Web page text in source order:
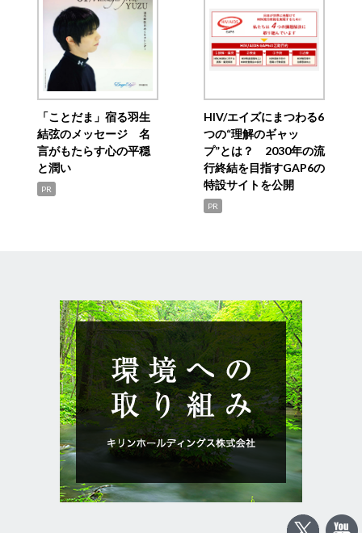
「ことだま」宿る羽生
結弦のメッセージ 名
言がもたらす心の平穏
と潤い
PR
HIV/エイズにまつわる6
つの“理解のギャッ
プ”とは？ 2030年の流
行終結を目指すGAP6の
特設サイトを公開
PR